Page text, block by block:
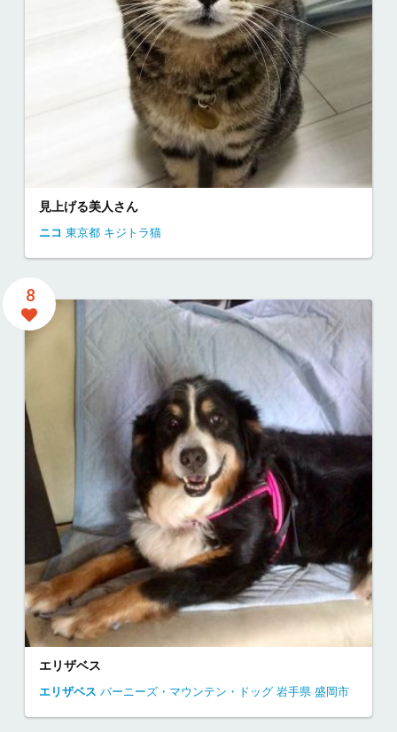
見上げる美人さん
ニコ 東京都 キジトラ猫
8
エリザベス
エリザベス バーニーズ・マウンテン・ドッグ 岩手県 盛岡市